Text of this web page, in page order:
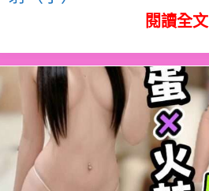
閱讀全文